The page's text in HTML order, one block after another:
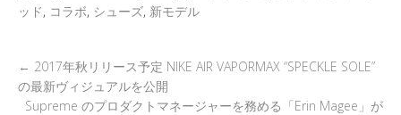
s o
ッド, コラボ, シューズ, 新モデル
← 2017年秋リリース予定 NIKE AIR VAPORMAX “SPECKLE SOLE”
の最新ヴィジュアルを公開
Supreme のプロダクトマネージャーを務める「Erin Magee」が